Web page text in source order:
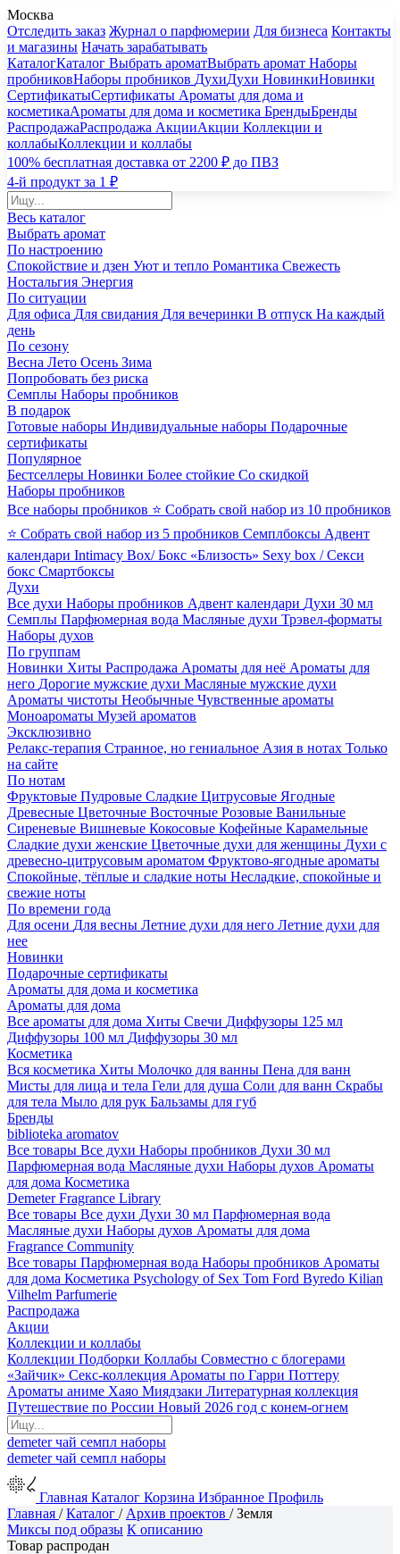
Москва
Отследить заказ Журнал о парфюмерии Для бизнеса Контакты
и магазины Начать зарабатывать
КаталогКаталог Выбрать ароматВыбрать аромат Наборы
пробниковНаборы пробников ДухиДухи НовинкиНовинки
СертификатыСертификаты Ароматы для дома и
косметикаАроматы для дома и косметика БрендыБренды
РаспродажаРаспродажа АкцииАкции Коллекции и
коллабыКоллекции и коллабы
100% бесплатная доставка от 2200 ₽ до ПВЗ
4-й продукт за 1 ₽
Весь каталог
Выбрать аромат
По настроению
Спокойствие и дзен Уют и тепло Романтика Свежесть
Ностальгия Энергия
По ситуации
Для офиса Для свидания Для вечеринки В отпуск На каждый
день
По сезону
Весна Лето Осень Зима
Попробовать без риска
Семплы Наборы пробников
В подарок
Готовые наборы Индивидуальные наборы Подарочные
сертификаты
Популярное
Бестселлеры Новинки Более стойкие Со скидкой
Наборы пробников
Все наборы пробников ⭐ Собрать свой набор из 10 пробников
⭐ Собрать свой набор из 5 пробников Семплбоксы Адвент
календари Intimacy Box/ Бокс «Близость» Sexy box / Секси
бокс Смартбоксы
Духи
Все духи Наборы пробников Адвент календари Духи 30 мл
Семплы Парфюмерная вода Масляные духи Трэвел-форматы
Наборы духов
По группам
Новинки Хиты Распродажа Ароматы для неё Ароматы для
него Дорогие мужские духи Масляные мужские духи
Ароматы чистоты Необычные Чувственные ароматы
Моноароматы Музей ароматов
Эксклюзивно
Релакс-терапия Странное, но гениальное Азия в нотах Только
на сайте
По нотам
Фруктовые Пудровые Сладкие Цитрусовые Ягодные
Древесные Цветочные Восточные Розовые Ванильные
Сиреневые Вишневые Кокосовые Кофейные Карамельные
Сладкие духи женские Цветочные духи для женщины Духи с
древесно-цитрусовым ароматом Фруктово-ягодные ароматы
Спокойные, тёплые и сладкие ноты Несладкие, спокойные и
свежие ноты
По времени года
Для осени Для весны Летние духи для него Летние духи для
нее
Новинки
Подарочные сертификаты
Ароматы для дома и косметика
Ароматы для дома
Все ароматы для дома Хиты Свечи Диффузоры 125 мл
Диффузоры 100 мл Диффузоры 30 мл
Косметика
Вся косметика Хиты Молочко для ванны Пена для ванн
Мисты для лица и тела Гели для душа Соли для ванн Скрабы
для тела Мыло для рук Бальзамы для губ
Бренды
biblioteka aromatov
Все товары Все духи Наборы пробников Духи 30 мл
Парфюмерная вода Масляные духи Наборы духов Ароматы
для дома Косметика
Demeter Fragrance Library
Все товары Все духи Духи 30 мл Парфюмерная вода
Масляные духи Наборы духов Ароматы для дома
Fragrance Community
Все товары Парфюмерная вода Наборы пробников Ароматы
для дома Косметика Psychology of Sex Tom Ford Byredo Kilian
Vilhelm Parfumerie
Распродажа
Акции
Коллекции и коллабы
Коллекции Подборки Коллабы Совместно с блогерами
«Зайчик» Секс-коллекция Ароматы по Гарри Поттеру
Ароматы аниме Хаяо Миядзаки Литературная коллекция
Путешествие по России Новый 2026 год с конем-огнем
demeterчай семпл наборы
demeterчай семпл наборы
Главная Каталог Корзина Избранное Профиль
Главная /Каталог / Архив проектов /Земля
Миксы под образы К описанию
Товар распродан